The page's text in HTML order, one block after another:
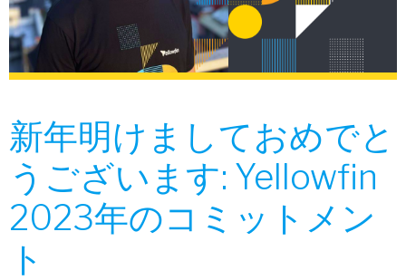
新年明けましておめでと
うございます: Yellowfin
2023年のコミットメン
ト